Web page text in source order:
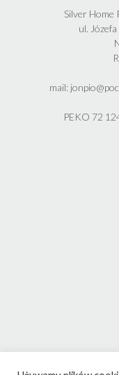
Silver Home
ul.
mail:
PEKO 72